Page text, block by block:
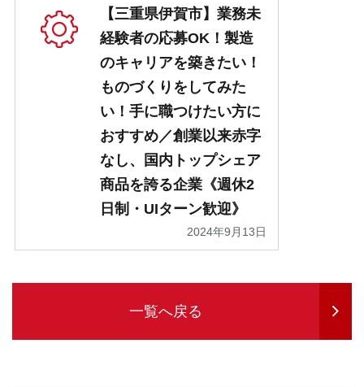
【三重県伊賀市】業務未
経験者の応募OK！製造
のキャリアを築きたい！
ものづくりをしてみた
い！手に職つけたい方に
おすすめ／創業以来赤字
なし、国内トップシェア
商品を誇る企業《週休2
日制・UIターン歓迎》
2024年9月13日
一覧へ戻る